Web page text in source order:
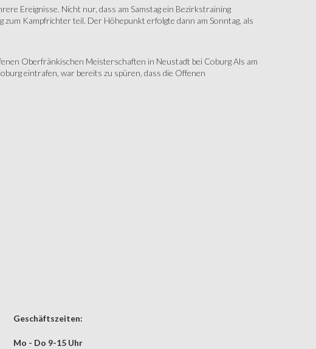
Ereignisse. Nicht nur, dass am Samstag ein Bezirkstraining
Kampfrichter teil. Der Höhepunkt erfolgte dann am Sonntag, als
Oberfränkischen Meisterschaften in Neustadt bei Coburg Als am
eintrafen, war bereits zu spüren, dass die Offenen
Geschäftszeiten:
Mo - Do 9-15 Uhr